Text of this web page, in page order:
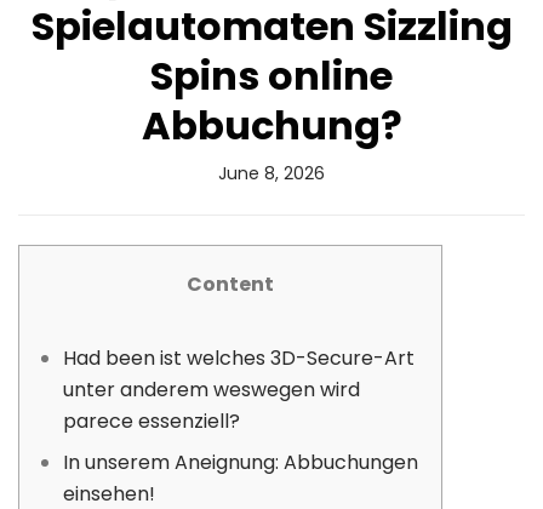
Spielautomaten Sizzling
Spins online
Abbuchung?
June 8, 2026
Content
Had been ist welches 3D-Secure-Art
unter anderem weswegen wird
parece essenziell?
In unserem Aneignung: Abbuchungen
einsehen!